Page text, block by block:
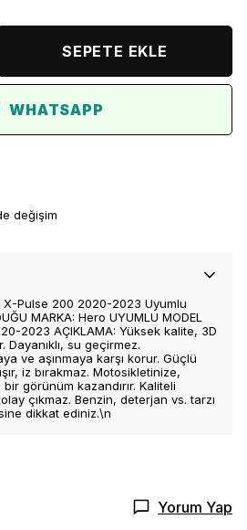
SEPETE EKLE
WHATSAPP
değişim
X-Pulse 200 2020-2023 Uyumlu
MARKA: Hero UYUMLU MODEL
2023 AÇIKLAMA: Yüksek kalite, 3D
Dayanıklı, su geçirmez.
ve aşınmaya karşı korur. Güçlü
iz bırakmaz. Motosikletinize,
görünüm kazandırır. Kaliteli
çıkmaz. Benzin, deterjan vs. tarzı
dikkat ediniz.\n
Yorum Yap